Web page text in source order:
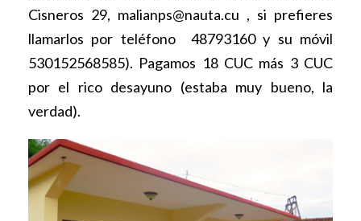
Cisneros 29, malianps@nauta.cu , si prefieres
llamarlos por teléfono 48793160 y su móvil
530152568585). Pagamos 18 CUC más 3 CUC
por el rico desayuno (estaba muy bueno, la
verdad).